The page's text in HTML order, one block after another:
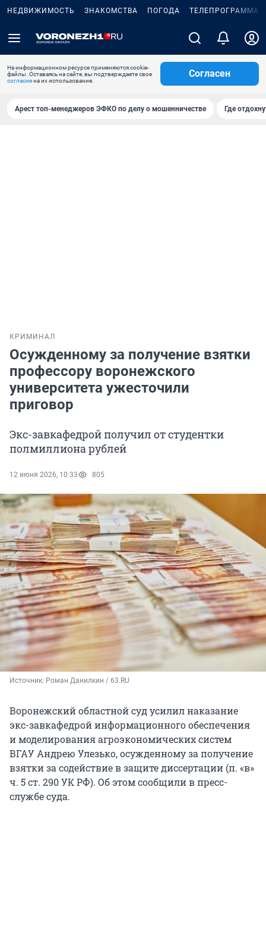
НЕДВИЖИМОСТЬ ЗНАКОМСТВА ПОГОДА ТЕЛЕПРОГРАММА
На информационном ресурсе применяются cookie-
файлы. Оставаясь на сайте, вы подтверждаете свое
согласиена их использование.
Согласен
Арест топ-менеджеров ЭФКО по делу о мошенничестве Где
КРИМИНАЛ
Осужденному за получение взятки
профессору воронежского
университета ужесточили
приговор
Экс-завкафедрой получил от студентки
полмиллиона рублей
12 июня 2026, 10:33 805
Источник: Роман Данилкин / 63.RU
Воронежский областной суд усилил наказание
экс-завкафедрой информационного обеспечения
и моделирования агроэкономических систем
ВГАУ Андрею Улезько, осужденному за получение
взятки за содействие в защите диссертации (п. «в»
ч. 5 ст. 290 УК РФ). Об этом сообщили в пресс-
службе суда.